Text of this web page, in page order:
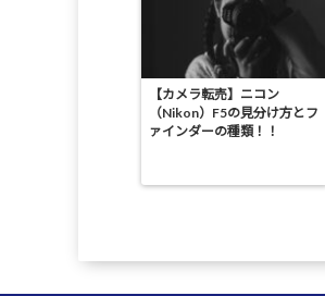
【カメラ転売】ニコン
（Nikon）F5の見分け方とフ
ァインダーの種類！！